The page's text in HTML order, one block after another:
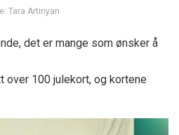
Tara Artinyan
det er mange som ønsker å
over 100 julekort, og kortene